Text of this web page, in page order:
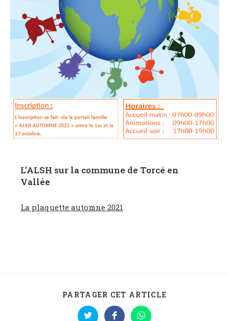
L’ALSH sur la commune de Torcé en
Vallée
La plaquette automne 2021
PARTAGER CET ARTICLE